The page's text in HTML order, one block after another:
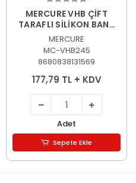
Sepete Ekle
MERCURE VHB ÇİFT
TARAFLI SİLİKON BANT
24mm.x5Mt.
MERCURE
MC-VHB245
8680838131569
177,79 TL + KDV
Adet
Sepete Ekle